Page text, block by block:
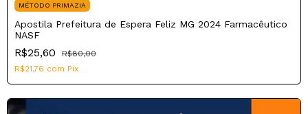
MÉTODO PRIMAZIA
Apostila Prefeitura de Espera Feliz MG 2024 Farmacêutico
NASF
R$25,60
R$80,00
R$21,76 com Pix